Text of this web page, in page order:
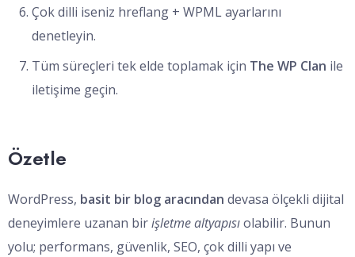
Çok dilli iseniz hreflang + WPML ayarlarını
denetleyin.
Tüm süreçleri tek elde toplamak için The WP Clan ile
iletişime geçin.
Özetle
WordPress, basit bir blog aracından devasa ölçekli dijital
deneyimlere uzanan birişletme altyapısıolabilir. Bunun
yolu; performans, güvenlik, SEO, çok dilli yapı ve